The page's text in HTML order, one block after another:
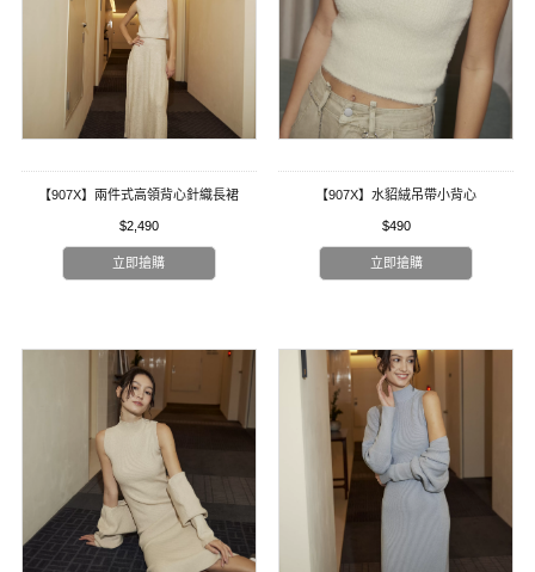
【907X】兩件式高領背心針織長裙
$2,490
立即搶購
【907X】水貂絨吊帶小背心
$490
立即搶購